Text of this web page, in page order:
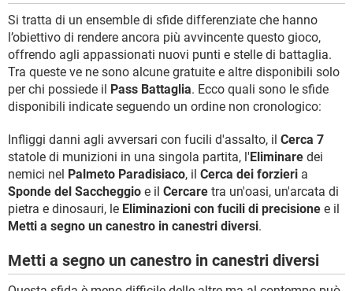
Si tratta di un ensemble di sfide differenziate che hanno
l’obiettivo di rendere ancora più avvincente questo gioco,
offrendo agli appassionati nuovi punti e stelle di battaglia.
Tra queste ve ne sono alcune gratuite e altre disponibili solo
per chi possiede il Pass Battaglia. Ecco quali sono le sfide
disponibili indicate seguendo un ordine non cronologico:
Infliggi danni agli avversari con fucili d'assalto, il Cerca 7
statole di munizioni in una singola partita, l'Eliminare dei
nemici nel Palmeto Paradisiaco, il Cerca dei forzieri a
Sponde del Saccheggio e il Cercare tra un'oasi, un'arcata di
pietra e dinosauri, le Eliminazioni con fucili di precisione e il
Metti a segno un canestro in canestri diversi.
Metti a segno un canestro in canestri diversi